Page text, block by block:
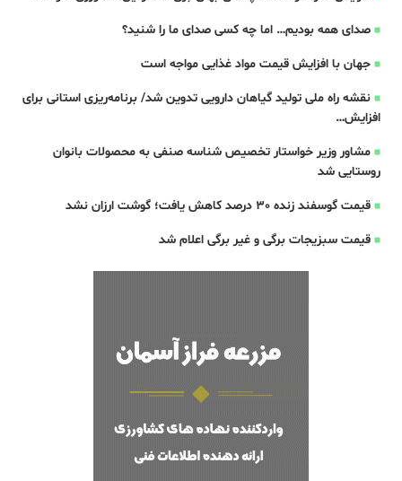
صدای همه بودیم… اما چه کسی صدای ما را شنید؟
جهان با افزایش قیمت مواد غذایی مواجه است
نقشه راه ملی تولید گیاهان دارویی تدوین شد/ برنامه‌ریزی استانی برای
افزایش…
مشاور وزیر خواستار تخصیص شناسه صنفی به محصولات بانوان
روستایی شد
قیمت گوسفند زنده 30 درصد کاهش یافت؛ گوشت ارزان نشد
قیمت سبزیجات برگی و غیر برگی اعلام شد